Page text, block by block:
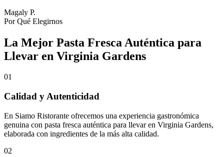
Magaly P.
Por Qué Elegirnos
La Mejor Pasta Fresca Auténtica para
Llevar en Virginia Gardens
01
Calidad y Autenticidad
En Siamo Ristorante ofrecemos una experiencia gastronómica
genuina con pasta fresca auténtica para llevar en Virginia Gardens,
elaborada con ingredientes de la más alta calidad.
02